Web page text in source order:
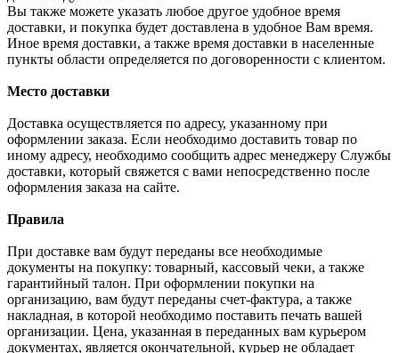
Вы также можете указать любое другое удобное время
доставки, и покупка будет доставлена в удобное Вам время.
Иное время доставки, а также время доставки в населенные
пункты области определяется по договоренности с клиентом.
Место доставки
Доставка осуществляется по адресу, указанному при
оформлении заказа. Если необходимо доставить товар по
иному адресу, необходимо сообщить адрес менеджеру Службы
доставки, который свяжется с вами непосредственно после
оформления заказа на сайте.
Правила
При доставке вам будут переданы все необходимые
документы на покупку: товарный, кассовый чеки, а также
гарантийный талон. При оформлении покупки на
организацию, вам будут переданы счет-фактура, а также
накладная, в которой необходимо поставить печать вашей
организации. Цена, указанная в переданных вам курьером
документах, является окончательной, курьер не обладает